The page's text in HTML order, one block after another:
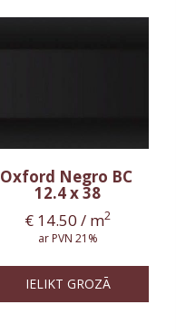
Oxford Negro BC
12.4 x 38
€ 14.50 / m2
ar PVN 21%
IELIKT GROZĀ